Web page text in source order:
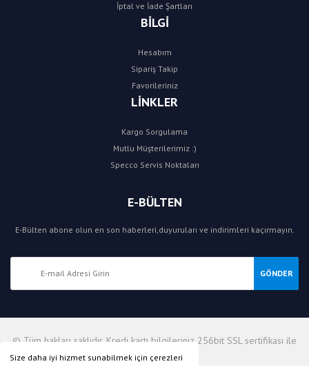
Size daha iyi hizmet sunabilmek için çerezleri
İptal ve İade Şartları
BİLGİ
Hesabım
Sipariş Takip
Favorileriniz
LİNKLER
Kargo Sorgulama
Mutlu Müşterilerimiz :)
Specco Servis Noktaları
E-BÜLTEN
E-Bülten abone olun en son haberleri,duyuruları ve indirimleri kaçırmayın.
GÖNDER
© Tüm hakları saklıdır. Kredi kartı bilgileriniz 256bit SSL sertifikası ile
korunmaktadır.